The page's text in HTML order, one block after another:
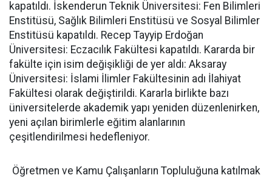
kapatıldı. İskenderun Teknik Üniversitesi: Fen Bilimleri
Enstitüsü, Sağlık Bilimleri Enstitüsü ve Sosyal Bilimler
Enstitüsü kapatıldı. Recep Tayyip Erdoğan
Üniversitesi: Eczacılık Fakültesi kapatıldı. Kararda bir
fakülte için isim değişikliği de yer aldı: Aksaray
Üniversitesi: İslami İlimler Fakültesinin adı İlahiyat
Fakültesi olarak değiştirildi. Kararla birlikte bazı
üniversitelerde akademik yapı yeniden düzenlenirken,
yeni açılan birimlerle eğitim alanlarının
çeşitlendirilmesi hedefleniyor.
Öğretmen ve Kamu Çalışanların Topluluğuna katılmak